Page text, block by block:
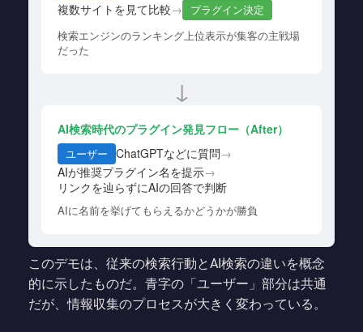
複数サイトを見て比較→
プラグイン決定
検索エンジンのランキング上位表示が集客の主戦場
だった
↓
AI検索時代のプラグイン発見フロー（After）
ユーザー ChatGPTなどに質問→
AIが推奨プラグイン名を提示→
リンクを辿らずにAIの回答で判断
AIに名前を挙げてもらえるかどうかが勝負
このデモは、従来の検索行動とAI検索の違いを概念
的に示したものだ。青字の「ユーザー」部分は共通
だが、情報収集のプロセスが大きく変わっている。